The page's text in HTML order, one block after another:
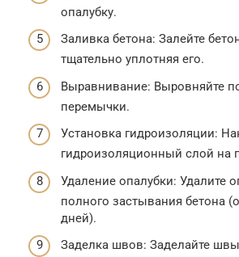
опалубку.
Заливка бетона: Залейте
тщательно уплотняя его.
Выравнивание: Выровняйте
перемычки.
Установка гидроизоляции:
гидроизоляционный слой на
Удаление опалубки: Удалите
полного застывания бетона
дней).
Заделка швов: Заделайте